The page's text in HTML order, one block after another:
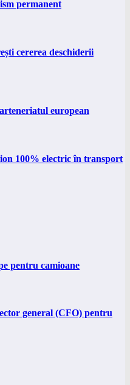
permanent
cererea deschiderii
european
100% electric în transport
pentru camioane
general (CFO) pentru